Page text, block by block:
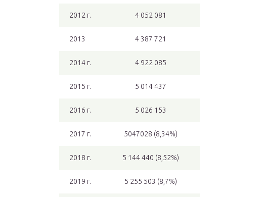
2012 г. 4 052 081
2013 4 387 721
2014 г. 4 922 085
2015 г. 5 014 437
2016 г. 5 026 153
2017 г. 5047028 (8,34%)
2018 г. 5 144 440 (8,52%)
2019 г. 5 255 503 (8,7%)